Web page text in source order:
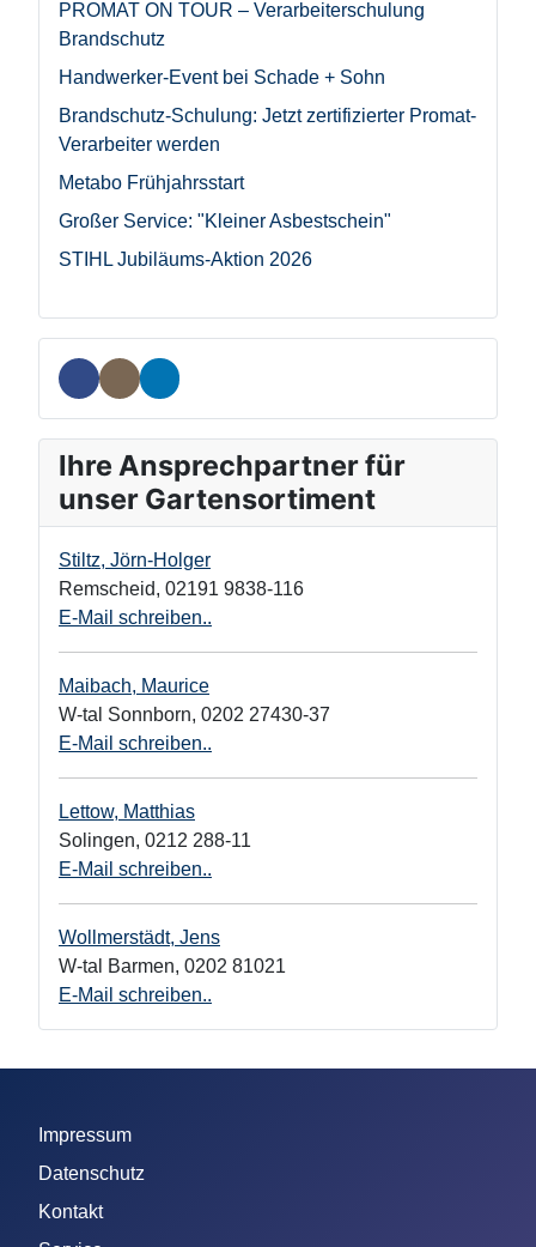
PROMAT ON TOUR – Verarbeiterschulung
Brandschutz
Handwerker-Event bei Schade + Sohn
Brandschutz-Schulung: Jetzt zertifizierter Promat-
Verarbeiter werden
Metabo Frühjahrsstart
Großer Service: "Kleiner Asbestschein"
STIHL Jubiläums-Aktion 2026
Ihre Ansprechpartner für
unser Gartensortiment
Stiltz, Jörn-Holger
Remscheid, 02191 9838-116
E-Mail schreiben..
Maibach, Maurice
W-tal Sonnborn, 0202 27430-37
E-Mail schreiben..
Lettow, Matthias
Solingen, 0212 288-11
E-Mail schreiben..
Wollmerstädt, Jens
W-tal Barmen, 0202 81021
E-Mail schreiben..
Impressum
Datenschutz
Kontakt